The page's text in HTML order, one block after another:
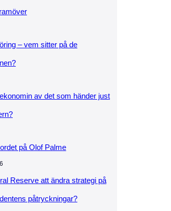
– vem sitter på de
av det som händer just
på Olof Palme
Reserve att ändra strategi på
påtryckningar?